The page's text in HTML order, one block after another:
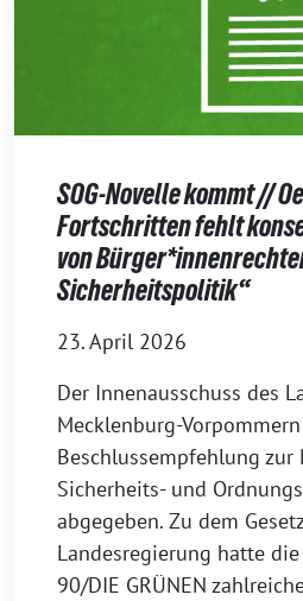
SOG-Novelle kommt //
Fortschritten fehlt
von
Sicherheitspolitik“
23. April 2026
Der Innenausschuss des
Mecklenburg-
Beschlussempfehlung zur
Sicherheits- und
abgegeben. Zu dem
Landesregierung hatte
90/DIE GRÜNEN